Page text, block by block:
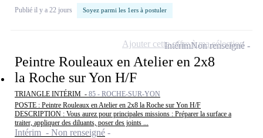
Publié il y a 22 jours Soyez parmi les 1ers à postuler
Peintre Rouleaux en Atelier en 2x8
la Roche sur Yon H/F
TRIANGLE INTÉRIM - 85 - ROCHE-SUR-YON
POSTE : Peintre Rouleaux en Atelier en 2x8 la Roche sur Yon H/F
DESCRIPTION : Vous aurez pour principales missions : Préparer la surface a
traiter, appliquer des diluants, poser des joints ...
Intérim - Non renseigné
IntérimNon renseigné
Ajouter cette offre à ma sélection